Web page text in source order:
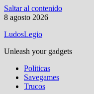
Saltar al contenido
8 agosto 2026
LudosLegio
Unleash your gadgets
Politicas
Savegames
Trucos